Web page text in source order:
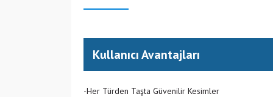
Kullanıcı Avantajları
-Her Türden Taşta Güvenilir Kesimler